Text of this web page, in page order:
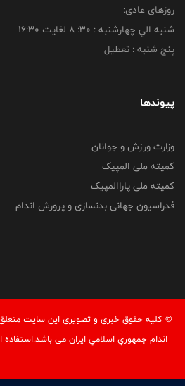
روزهای عادی:
شنبه الي چهارشنبه : 30: 8 لغايت 16:30
پنج شنبه : تعطیل
پیوندها
وزارت ورزش و جوانان
کمیته ملی المپیک
کمیته ملی پاراالمپیک
فدراسیون جهانی بدنسازی و پرورش اندام
© کليه حقوق خبری و تصويری اين سايت
اندام جمهوري اسلامي ايران می